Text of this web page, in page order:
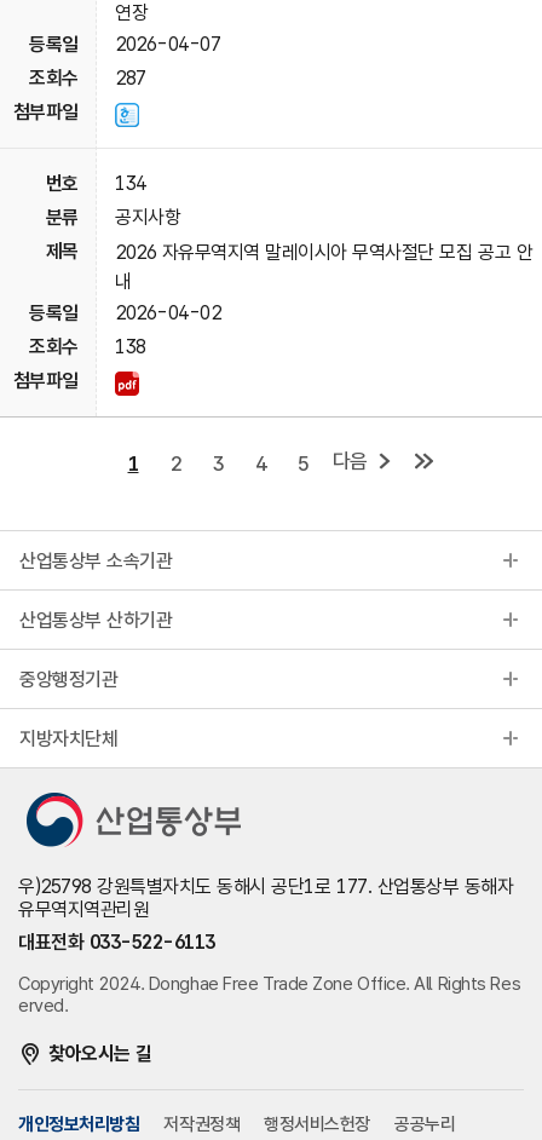
연장
2026-04-07
287
134
공지사항
2026 자유무역지역 말레이시아 무역사절단 모집 공고 안
내
2026-04-02
138
1 2 3 4 5 다음
산업통상부 소속기관
산업통상부 산하기관
중앙행정기관
지방자치단체
우)25798 강원특별자치도 동해시 공단1로 177. 산업통상부 동해자
유무역지역관리원
대표전화 033-522-6113
Copyright 2024. Donghae Free Trade Zone Office. All Rights Res
erved.
찾아오시는 길
개인정보처리방침 저작권정책 행정서비스헌장 공공누리